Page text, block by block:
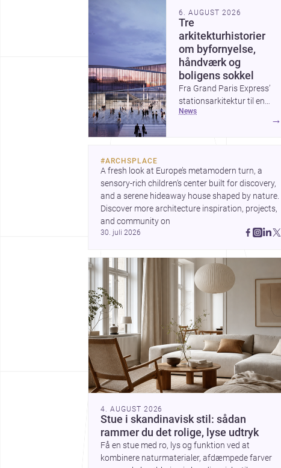
6. AUGUST 2026
Tre
arkitekturhistorier
om byfornyelse,
håndværk og
boligens sokkel
Fra Grand Paris Express’
stationsarkitektur til en
række projekter, der
kan forme byer og forfine
detaljer. Samtidig peger The
Plinth House / Cambra
Buró på, hvordan et klart
greb om fundament,
proportion og materialitet
karakter.
news
→
#ARCHSPLACE
A fresh look at Europe’s metamodern turn, a
sensory-rich children’s center built for discovery,
and a serene hideaway house shaped by nature.
Discover more architecture inspiration, projects,
30. juli 2026
4. AUGUST 2026
Stue i skandinavisk stil: sådan
rammer du det rolige, lyse udtryk
Få en stue med ro, lys og funktion ved at
kombinere naturmaterialer, afdæmpede farver